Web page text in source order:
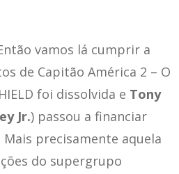
vamos lá cumprir a
de Capitão América 2 – O
foi dissolvida e Tony
Jr.) passou a financiar
precisamente aquela
do supergrupo